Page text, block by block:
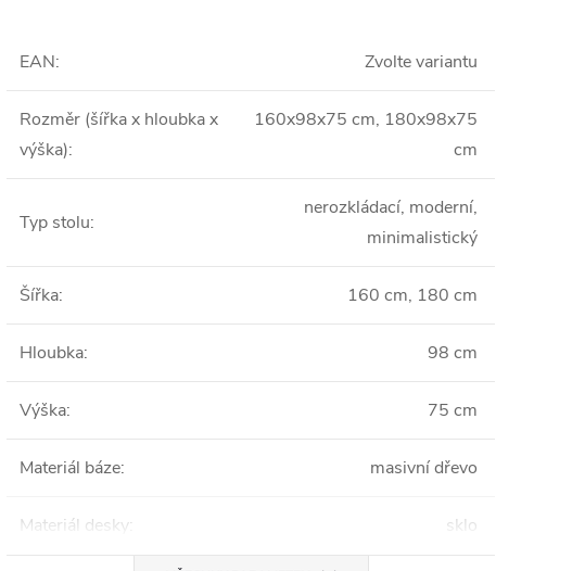
EAN: Zvolte variantu
Rozměr (šířka x hloubka x
výška):
160x98x75 cm, 180x98x75
cm
Typ stolu:
nerozkládací, moderní,
minimalistický
Šířka: 160 cm, 180 cm
Hloubka: 98 cm
Výška: 75 cm
Materiál báze: masivní dřevo
Materiál desky: sklo